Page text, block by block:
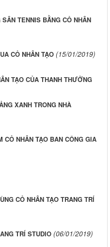
TENNIS BẰNG CỎ NHÂN
CỎ NHÂN TẠO (15/01/2019)
TẠO CỦA THANH THƯỞNG
XANH TRONG NHÀ
CỎ NHÂN TẠO BAN CÔNG GIA
CỎ NHÂN TẠO TRANG TRÍ
TRÍ STUDIO (06/01/2019)